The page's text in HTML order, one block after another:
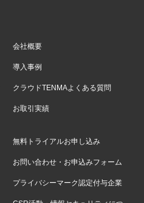
会社概要
導入事例
クラウドTENMAよくある質問
お取引実績
無料トライアルお申し込み
お問い合わせ・お申込みフォーム
プライバシーマーク認定付与企業